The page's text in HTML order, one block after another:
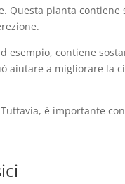
Questa pianta contiene
esempio, contiene
aiutare a migliorare la
è importante